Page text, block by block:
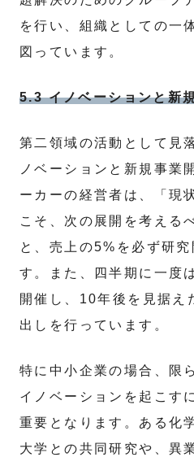
を行い、組織としての一
図っています。
5.3 イノベーションと新
第二領域の活動として見
ノベーションと新規事業
ーカーの経営者は、「現
こそ、次の展開を考える
と、売上の5%を必ず研
す。また、四半期に一度
開催し、10年後を見据え
出しを行っています。
特に中小企業の場合、限
イノベーションを起こす
重要となります。ある化
大学との共同研究や、異